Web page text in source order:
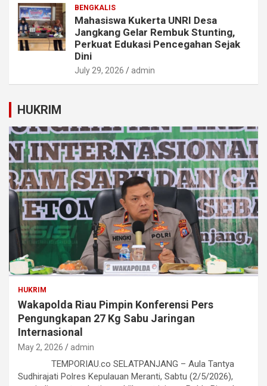
BENGKALIS
Mahasiswa Kukerta UNRI Desa
Jangkang Gelar Rembuk Stunting,
Perkuat Edukasi Pencegahan Sejak
Dini
July 29, 2026 admin
HUKRIM
HUKRIM
Wakapolda Riau Pimpin Konferensi Pers
Pengungkapan 27 Kg Sabu Jaringan
Internasional
May 2, 2026 admin
TEMPORIAU.co SELATPANJANG – Aula Tantya
Sudhirajati Polres Kepulauan Meranti, Sabtu (2/5/2026),